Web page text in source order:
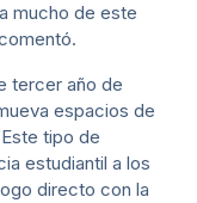
mucho de este
tercer año de
espacios de
tipo de
estudiantil a los
directo con la